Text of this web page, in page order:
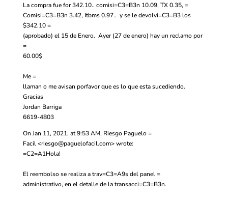
La compra fue for 342.10.. comisi=C3=B3n 10.09, TX 0.35, =
Comisi=C3=B3n 3.42, Itbms 0.97.. y se le devolvi=C3=B3 los
$342.10 =
(aprobado) el 15 de Enero. Ayer (27 de enero) hay un reclamo por
=
60.00$
Me =
llaman o me avisan porfavor que es lo que esta sucediendo.
Gracias
Jordan Barriga
6619-4803
On Jan 11, 2021, at 9:53 AM, Riesgo Paguelo =
Facil <riesgo@paguelofacil.com> wrote:
=C2=A1Hola!
El reembolso se realiza a trav=C3=A9s del panel =
administrativo, en el detalle de la transacci=C3=B3n.